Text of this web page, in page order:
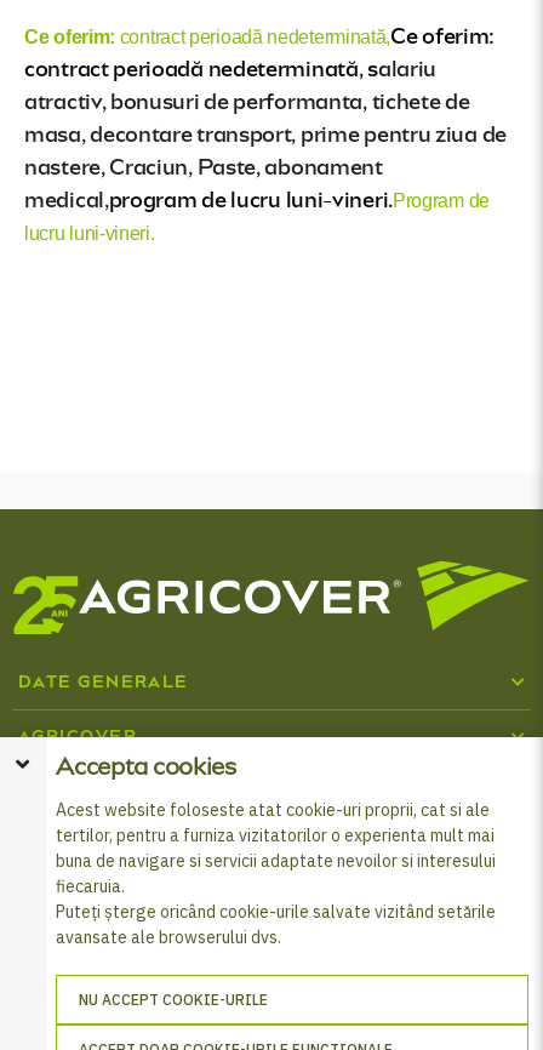
Ce oferim: contract perioadă nedeterminată,Ce oferim:
contract perioadă nedeterminată, salariu
atractiv, bonusuri de performanta, tichete de
masa, decontare transport, prime pentru ziua de
nastere, Craciun, Paste, abonament
medical,program de lucru luni-vineri.Program de
lucru luni-vineri.
DATE GENERALE
Cine suntem
Combaterea fraudei și corupției
Politica de cookies
AGRICOVER
Cataloage Agricover
Programul Agricover Premium
Despre programul Tineri Lideri
Formular înscriere Burse
SOCIAL MEDIA
© 2026 Agricover Distribution S.A. - Toate drepturile
Accepta cookies
Acest website foloseste atat cookie-uri proprii, cat si ale
tertilor, pentru a furniza vizitatorilor o experienta mult mai
buna de navigare si servicii adaptate nevoilor si interesului
fiecaruia.
Puteți șterge oricând cookie-urile salvate vizitând setările
avansate ale browserului dvs.
NU ACCEPT COOKIE-URILE